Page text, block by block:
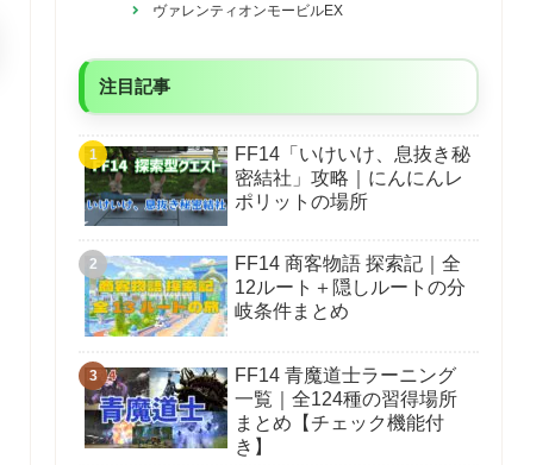
ヴァレンティオンモービルEX
注目記事
FF14「いけいけ、息抜き秘
密結社」攻略｜にんにんレ
ポリットの場所
FF14 商客物語 探索記｜全
12ルート＋隠しルートの分
岐条件まとめ
FF14 青魔道士ラーニング
一覧｜全124種の習得場所
まとめ【チェック機能付
き】